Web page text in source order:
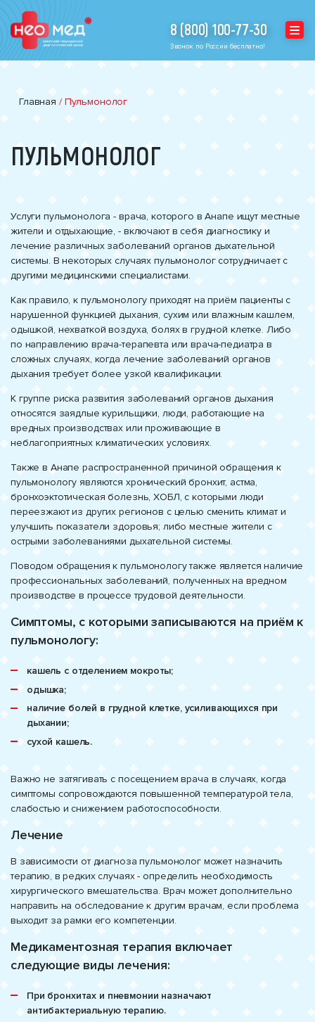
8 (800) 100-77-30
Звонок по России бесплатно!
Главная / Пульмонолог
ПУЛЬМОНОЛОГ
Услуги пульмонолога - врача, которого в Анапе ищут местные
жители и отдыхающие, - включают в себя диагностику и
лечение различных заболеваний органов дыхательной
системы. В некоторых случаях пульмонолог сотрудничает с
другими медицинскими специалистами.
Как правило, к пульмонологу приходят на приём пациенты с
нарушенной функцией дыхания, сухим или влажным кашлем,
одышкой, нехваткой воздуха, болях в грудной клетке. Либо
по направлению врача-терапевта или врача-педиатра в
сложных случаях, когда лечение заболеваний органов
дыхания требует более узкой квалификации.
К группе риска развития заболеваний органов дыхания
относятся заядлые курильщики, люди, работающие на
вредных производствах или проживающие в
неблагоприятных климатических условиях.
Также в Анапе распространенной причиной обращения к
пульмонологу являются хронический бронхит, астма,
бронхоэктотическая болезнь, ХОБЛ, с которыми люди
переезжают из других регионов с целью сменить климат и
улучшить показатели здоровья; либо местные жители с
острыми заболеваниями дыхательной системы.
Поводом обращения к пульмонологу также является наличие
профессиональных заболеваний, полученных на вредном
производстве в процессе трудовой деятельности.
Симптомы, с которыми записываются на приём к
пульмонологу:
кашель с отделением мокроты;
одышка;
наличие болей в грудной клетке, усиливающихся при
дыхании;
сухой кашель.
Важно не затягивать с посещением врача в случаях, когда
симптомы сопровождаются повышенной температурой тела,
слабостью и снижением работоспособности.
Лечение
В зависимости от диагноза пульмонолог может назначить
терапию, в редких случаях - определить необходимость
хирургического вмешательства. Врач может дополнительно
направить на обследование к другим врачам, если проблема
выходит за рамки его компетенции.
Медикаментозная терапия включает
следующие виды лечения:
При бронхитах и пневмонии назначают
антибактериальную терапию.